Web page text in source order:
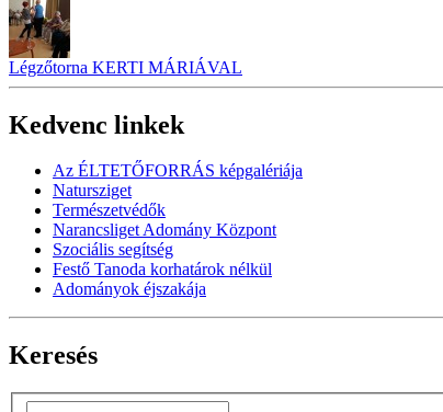
Légzőtorna KERTI MÁRIÁVAL
Kedvenc linkek
Az ÉLTETŐFORRÁS képgalériája
Natursziget
Természetvédők
Narancsliget Adomány Központ
Szociális segítség
Festő Tanoda korhatárok nélkül
Adományok éjszakája
Keresés